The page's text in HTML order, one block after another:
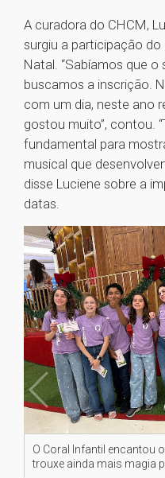
A curadora do CHCM,
surgiu a participação
Natal. “Sabíamos que
buscamos a inscrição.
com um dia, neste ano
gostou muito”, contou.
fundamental para
musical que
disse Luciene sobre a
datas.
O Coral Infantil encantou
trouxe ainda mais magia